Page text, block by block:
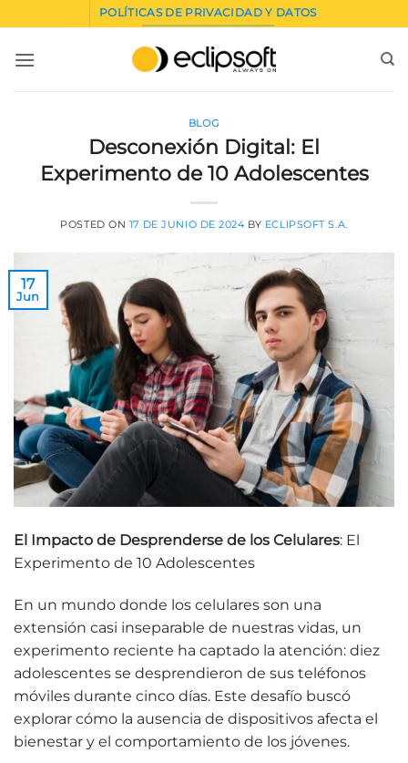
al
contenido
POLÍTICAS DE PRIVACIDAD Y DATOS
BLOG
Desconexión Digital: El
Experimento de 10 Adolescentes
POSTED ON 17 DE JUNIO DE 2024 BY ECLIPSOFT S.A.
17
Jun
El Impacto de Desprenderse de los Celulares: El
Experimento de 10 Adolescentes
En un mundo donde los celulares son una
extensión casi inseparable de nuestras vidas, un
experimento reciente ha captado la atención: diez
adolescentes se desprendieron de sus teléfonos
móviles durante cinco días. Este desafío buscó
explorar cómo la ausencia de dispositivos afecta el
bienestar y el comportamiento de los jóvenes.